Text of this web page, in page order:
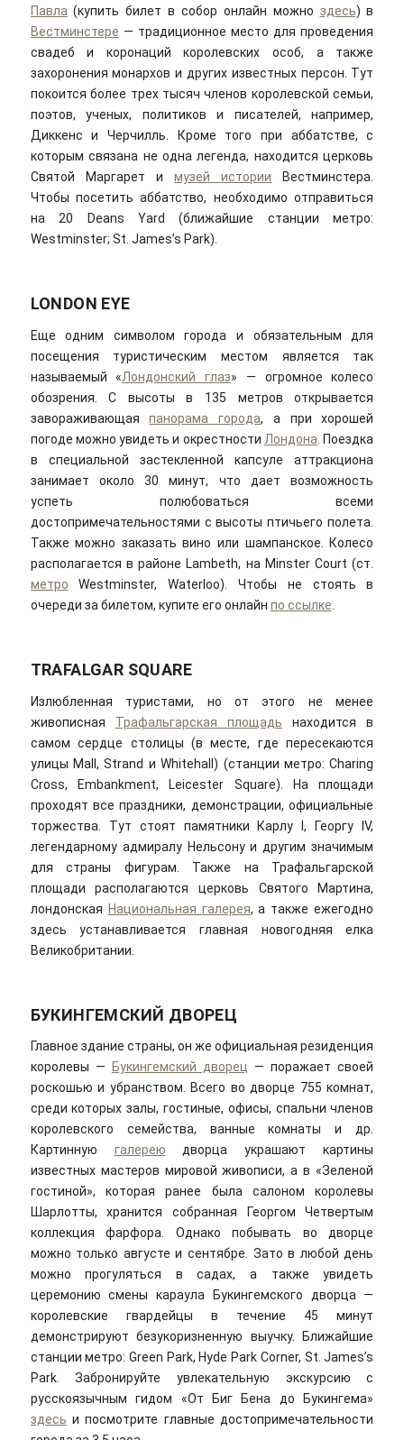
Павла (купить билет в собор онлайн можно здесь) в
Вестминстере — традиционное место для проведения
свадеб и коронаций королевских особ, а также
захоронения монархов и других известных персон. Тут
покоится более трех тысяч членов королевской семьи,
поэтов, ученых, политиков и писателей, например,
Диккенс и Черчилль. Кроме того при аббатстве, с
которым связана не одна легенда, находится церковь
Святой Маргарет имузей истории Вестминстера.
Чтобы посетить аббатство, необходимо отправиться
на 20 Deans Yard (ближайшие станции метро:
Westminster; St. James’s Park).
LONDON EYE
Еще одним символом города и обязательным для
посещения туристическим местом является так
называемый «Лондонский глаз» — огромное колесо
обозрения. С высоты в 135 метров открывается
завораживающаяпанорама города, а при хорошей
погоде можно увидеть и окрестности Лондона . Поездка
в специальной застекленной капсуле аттракциона
занимает около 30 минут, что дает возможность
успеть полюбоваться всеми
достопримечательностями с высоты птичьего полета.
Также можно заказать вино или шампанское. Колесо
располагается в районе Lambeth, на Minster Court (ст.
метро Westminster, Waterloo). Чтобы не стоять в
очереди за билетом, купите его онлайн по ссылке
TRAFALGAR SQUARE
Излюбленная туристами, но от этого не менее
живописная Трафальгарская площадь находится в
самом сердце столицы (в месте, где пересекаются
улицы Mall, Strand и Whitehall) (станции метро: Charing
Cross, Embankment, Leicester Square). На площади
проходят все праздники, демонстрации, официальные
торжества. Тут стоят памятники Карлу I, Георгу IV,
легендарному адмиралу Нельсону и другим значимым
для страны фигурам. Также на Трафальгарской
площади располагаются церковь Святого Мартина,
лондонская Национальная галерея, а также ежегодно
здесь устанавливается главная новогодняя елка
Великобритании.
БУКИНГЕМСКИЙ ДВОРЕЦ
Главное здание страны, он же официальная резиденция
королевы —
Букингемский дворец — поражает своей
роскошью и убранством. Всего во дворце 755 комнат,
среди которых залы, гостиные, офисы, спальни членов
королевского семейства, ванные комнаты и др.
Картинную галерею дворца украшают картины
известных мастеров мировой живописи, а в «Зеленой
гостиной», которая ранее была салоном королевы
Шарлотты, хранится собранная Георгом Четвертым
коллекция фарфора. Однако побывать во дворце
можно только августе и сентябре. Зато в любой день
можно прогуляться в садах, а также увидеть
церемонию смены караула Букингемского дворца —
королевские гвардейцы в течение 45 минут
демонстрируют безукоризненную выучку. Ближайшие
станции метро: Green Park, Hyde Park Corner, St. James’s
Park. Забронируйте увлекательную экскурсию с
русскоязычным гидом «От Биг Бена до Букингема»
здесь и посмотрите главные достопримечательности